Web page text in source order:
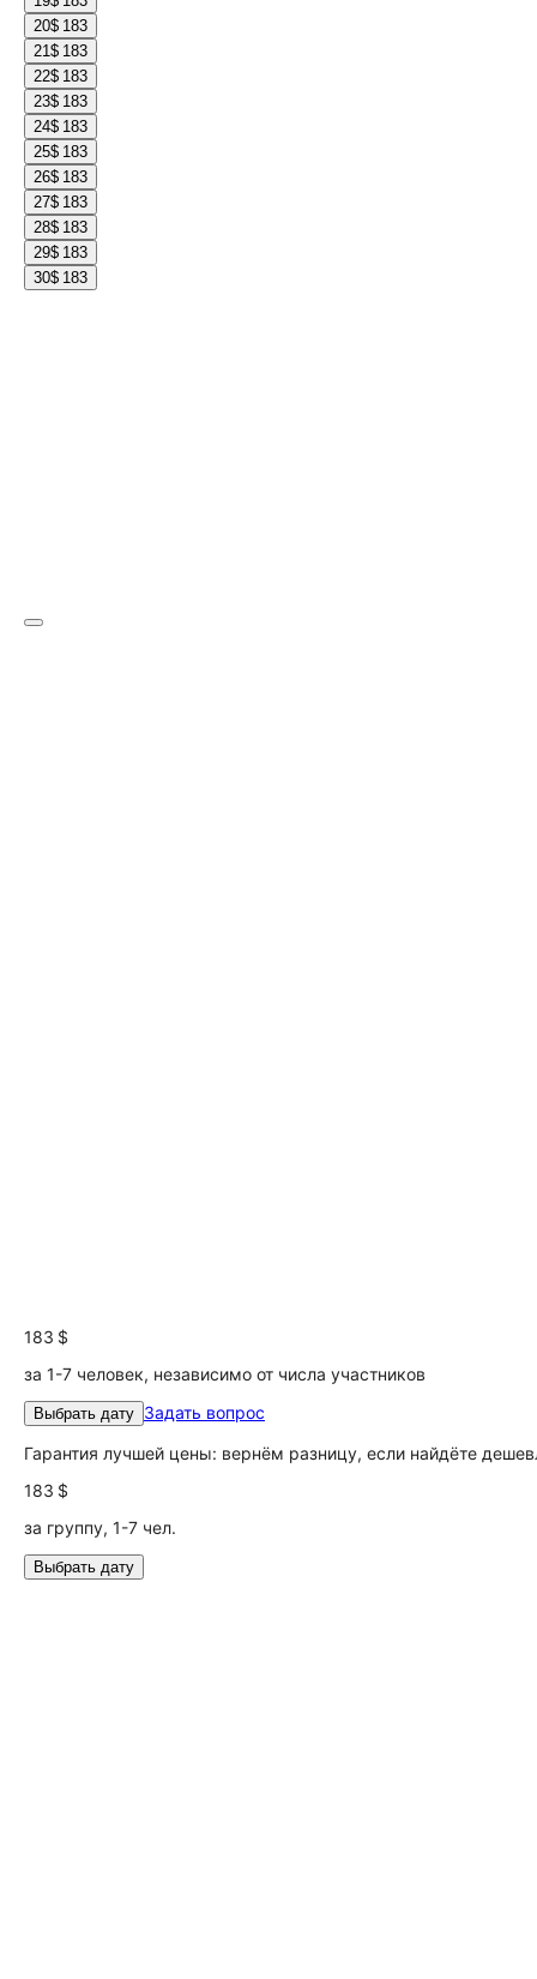
20$ 183
21$ 183
22$ 183
23$ 183
24$ 183
25$ 183
26$ 183
27$ 183
28$ 183
29$ 183
30$ 183
183 $
за 1-7 человек, независимо от числа участников
Выбрать дату Задать вопрос
Гарантия лучшей цены: вернём разницу, если найдёте
183 $
за группу, 1-7 чел.
Выбрать дату